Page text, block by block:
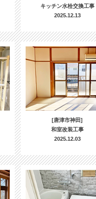
キッチン水栓交換工事
2025.12.13
[唐津市神田]
和室改装工事
2025.12.03